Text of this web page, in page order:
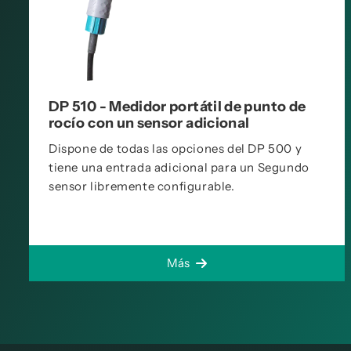
DP 510 - Medidor portátil de punto de
rocío con un sensor adicional
Dispone de todas las opciones del DP 500 y
tiene una entrada adicional para un Segundo
sensor libremente configurable.
Más